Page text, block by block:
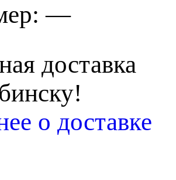
—
доставка
о доставке